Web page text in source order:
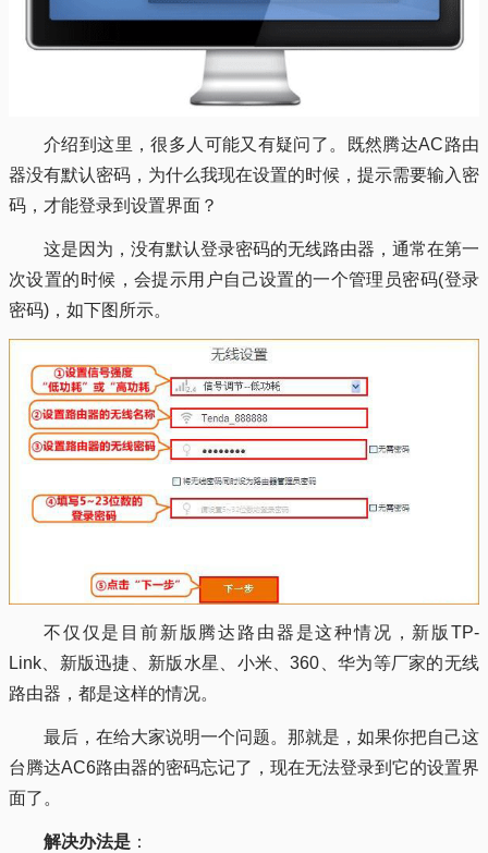
介绍到这里，很多人可能又有疑问了。既然腾达AC路由
器没有默认密码，为什么我现在设置的时候，提示需要输入密
码，才能登录到设置界面？
这是因为，没有默认登录密码的无线路由器，通常在第一
次设置的时候，会提示用户自己设置的一个管理员密码(登录
密码)，如下图所示。
不仅仅是目前新版腾达路由器是这种情况，新版TP-
Link、新版迅捷、新版水星、小米、360、华为等厂家的无线
路由器，都是这样的情况。
最后，在给大家说明一个问题。那就是，如果你把自己这
台腾达AC6路由器的密码忘记了，现在无法登录到它的设置界
面了。
解决办法是 ：